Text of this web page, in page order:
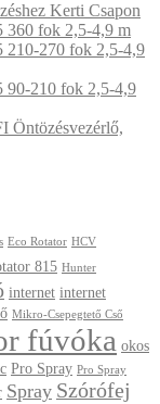
Kerti Csapon
360 fok 2,5-4,9 m
210-270 fok 2,5-4,9
90-210 fok 2,5-4,9
Öntözésvezérlő,
Eco Rotator HCV
815 Hunter
internet internet
Mikro-Csepegtető Cső
fúvóka okos
Pro Spray Pro Spray
Spray Szórófej